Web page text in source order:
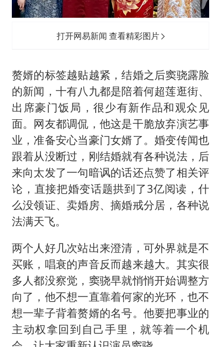
打开网易新闻 查看精彩图片
赘婿的标签越贴越紧，结婚之后窦骁露脸
的新闻，十有八九都是陪着何超莲逛街、
出席豪门饭局，很少有新作品和观众见
面。网友都调侃，他这是干脆放弃演艺事
业，准备安心当豪门女婿了。婚变传闻也
跟着从没断过，刚结婚就有各种说法，后
来向太发了一句暗讽的话还点赞了相关评
论，直接把婚变话题拱到了3亿阅读，什
么没领证、卖婚房、摘婚戒分居，各种说
法满天飞。
两个人好几次站出来澄清，可外界就是不
买账，唱衰的声音反而越来越大。其实很
多人都没察觉，窦骁早就悄悄开始调整方
向了，他不想一直靠着何家的光环，也不
想一辈子背着赘婿的名号。他要把事业的
主动权拿回到自己手里，就等着一个机